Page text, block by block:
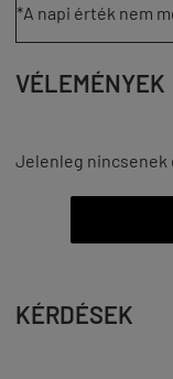
*A napi érték nem
VÉLEMÉNYEK
Jelenleg nincsenek
KÉRDÉSEK